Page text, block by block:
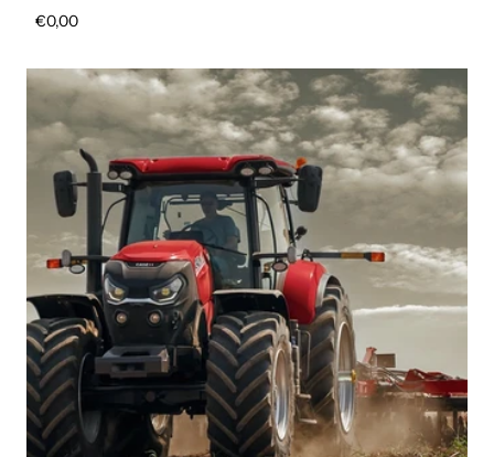
Prezzo regolare
€0,00